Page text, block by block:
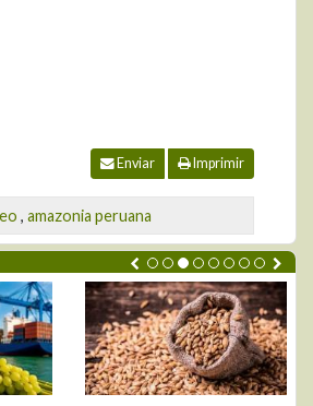
Enviar Imprimir
, amazonia peruana